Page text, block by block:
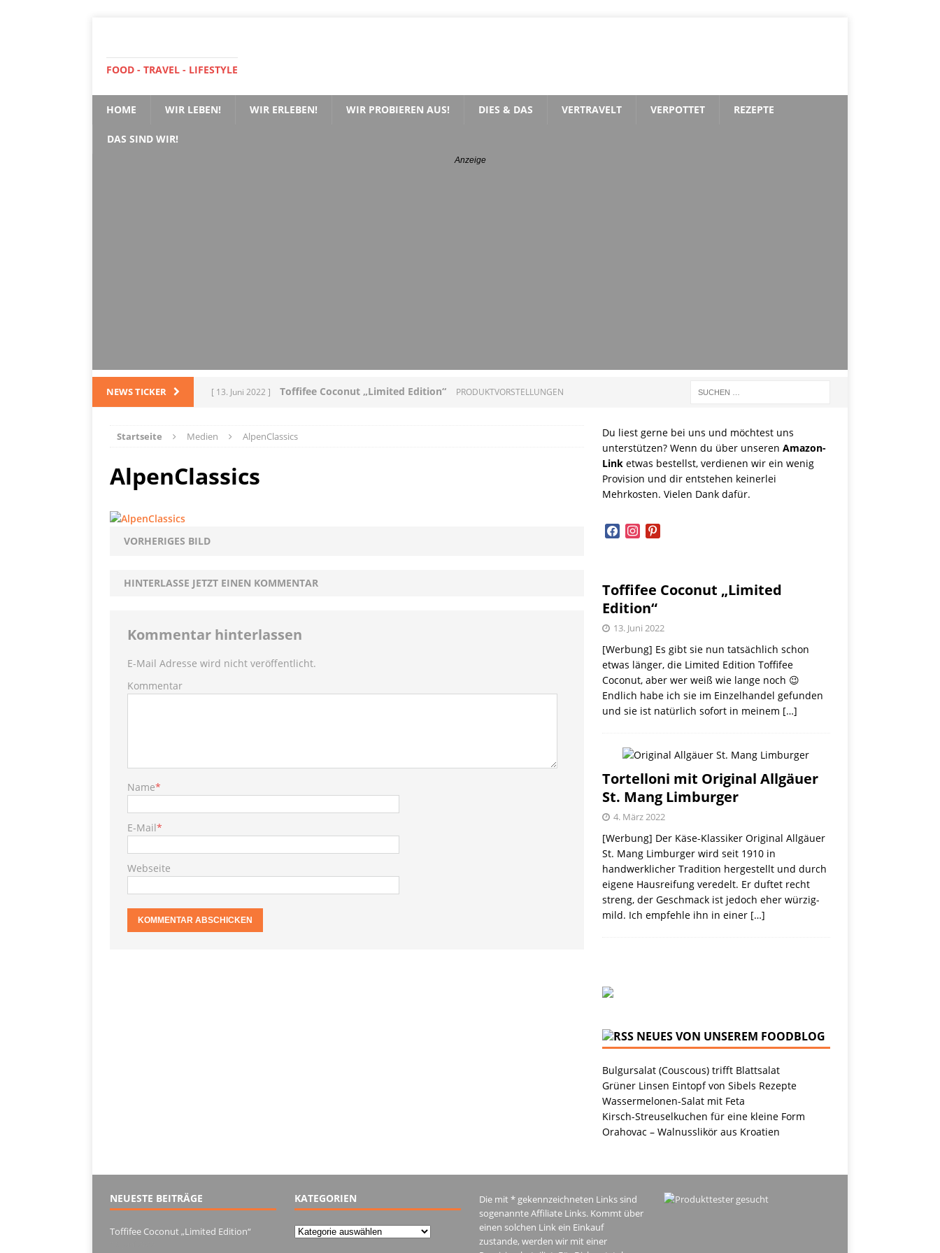
FOOD - TRAVEL - LIFESTYLE
HOME WIR LEBEN! WIR ERLEBEN! WIR PROBIEREN AUS! DIES & DAS VERTRAVELT VERPOTTET REZEPTE
DAS SIND WIR!
NEWS TICKER [ 13. Juni 2022 ] Toffifee Coconut „Limited Edition“ PRODUKTVORSTELLUNGEN
[ 28. Dezember 2021 ]
[ 28. September 2021 ]
Pfirsich-Maracuja Punsch aus dem Hause
Startseite Medien AlpenClassics
AlpenClassics
VORHERIGES BILD
HINTERLASSE JETZT EINEN KOMMENTAR
Kommentar hinterlassen
E-Mail Adresse wird nicht veröffentlicht.
Kommentar
Name*
E-Mail*
Webseite
Du liest gerne bei uns und möchtest uns
unterstützen? Wenn du über unseren Amazon-
Linketwas bestellst, verdienen wir ein wenig
Provision und dir entstehen keinerlei
Mehrkosten. Vielen Dank dafür.
facebookinstagram
pinterest
Toffifee Coconut „Limited
Edition“
13. Juni 2022
[Werbung] Es gibt sie nun tatsächlich schon
etwas länger, die Limited Edition Toffifee
Coconut, aber wer weiß wie lange noch 😉
Endlich habe ich sie im Einzelhandel gefunden
und sie ist natürlich sofort in meinem […]
Tortelloni mit Original Allgäuer
St. Mang Limburger
4. März 2022
[Werbung] Der Käse-Klassiker Original Allgäuer
St. Mang Limburger wird seit 1910 in
handwerklicher Tradition hergestellt und durch
eigene Hausreifung veredelt. Er duftet recht
streng, der Geschmack ist jedoch eher würzig-
mild. Ich empfehle ihn in einer […]
NEUES VON UNSEREM FOODBLOG
Bulgursalat (Couscous) trifft Blattsalat
Grüner Linsen Eintopf von Sibels Rezepte
Wassermelonen-Salat mit Feta
Kirsch-Streuselkuchen für eine kleine Form
Orahovac – Walnusslikör aus Kroatien
NEUESTE BEITRÄGE
Toffifee Coconut „Limited Edition“
KATEGORIEN
Kategorien
Die mit * gekennzeichneten Links sind
sogenannte Affiliate Links. Kommt über
einen solchen Link ein Einkauf
zustande, werden wir mit einer